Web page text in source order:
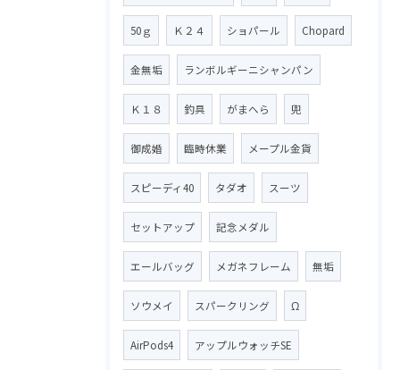
50ｇ Ｋ２４ ショパール Chopard
金無垢 ランボルギーニシャンパン
Ｋ１８ 釣具 がまへら 兜
御成婚 臨時休業 メープル金貨
スピーディ40 タダオ スーツ
セットアップ 記念メダル
エールバッグ メガネフレーム 無垢
ソウメイ スパークリング Ω
AirPods4 アップルウォッチSE